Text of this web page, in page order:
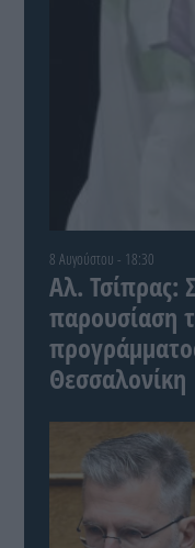
8 Αυγούστου - 18:30
Αλ. Τσίπρας:
παρουσίαση
Θεσσαλονίκη